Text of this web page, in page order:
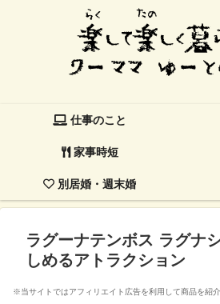
仕事のこと
家事時短
別居婚・週末婚
ラグーナテンボス ラグナ
しめるアトラクション
※当サイトではアフィリエイト広告を利用して商品を紹